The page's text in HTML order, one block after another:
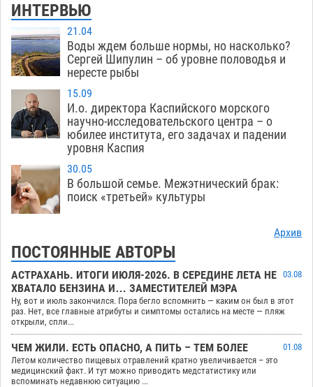
ИНТЕРВЬЮ
21.04
Воды ждем больше нормы, но насколько?
Сергей Шипулин – об уровне половодья и
нересте рыбы
15.09
И.о. директора Каспийского морского
научно-исследовательского центра – о
юбилее института, его задачах и падении
уровня Каспия
30.05
В большой семье. Межэтнический брак:
поиск «третьей» культуры
Архив
ПОСТОЯННЫЕ АВТОРЫ
АСТРАХАНЬ. ИТОГИ ИЮЛЯ-2026. В СЕРЕДИНЕ ЛЕТА НЕ
ХВАТАЛО БЕНЗИНА И… ЗАМЕСТИТЕЛЕЙ МЭРА
03.08
Ну, вот и июль закончился. Пора бегло вспомнить — каким он был в этот
раз. Нет, все главные атрибуты и симптомы остались на месте — пляж
открыли, спли...
ЧЕМ ЖИЛИ. ЕСТЬ ОПАСНО, А ПИТЬ – ТЕМ БОЛЕЕ
01.08
Летом количество пищевых отравлений кратно увеличивается – это
медицинский факт. И тут можно приводить медстатистику или
вспоминать недавнюю ситуацию ...